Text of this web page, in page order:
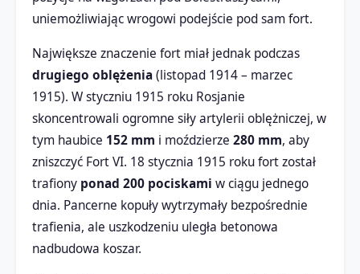
uniemożliwiając wrogowi podejście pod sam fort.
Największe znaczenie fort miał jednak podczas
drugiego oblężenia(listopad 1914 – marzec
1915). W styczniu 1915 roku Rosjanie
skoncentrowali ogromne siły artylerii oblężniczej, w
tym haubice 152 mm i moździerze 280 mm, aby
zniszczyć Fort VI. 18 stycznia 1915 roku fort został
trafiony ponad 200 pociskami w ciągu jednego
dnia. Pancerne kopuły wytrzymały bezpośrednie
trafienia, ale uszkodzeniu uległa betonowa
nadbudowa koszar.